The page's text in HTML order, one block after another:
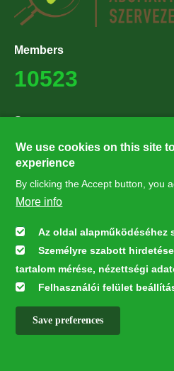
Members
10523
Supporters
27224
Hírlevél feliratkozás
Feliratkozás
We use cookies on this site
experience
By clicking the Accept button, you
More info
Az oldal alapműködéséhez
Személyre szabott
tartalom mérése, nézettségi
Felhasználói felület
Save preferences